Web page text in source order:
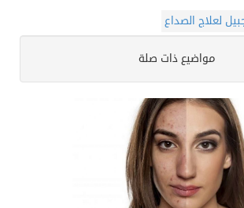
لعلاج الصداع
مواضيع ذات صلة